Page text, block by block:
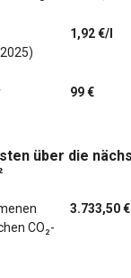
1,92 €/l
99 €
über die
CO₂-
3.733,50 €